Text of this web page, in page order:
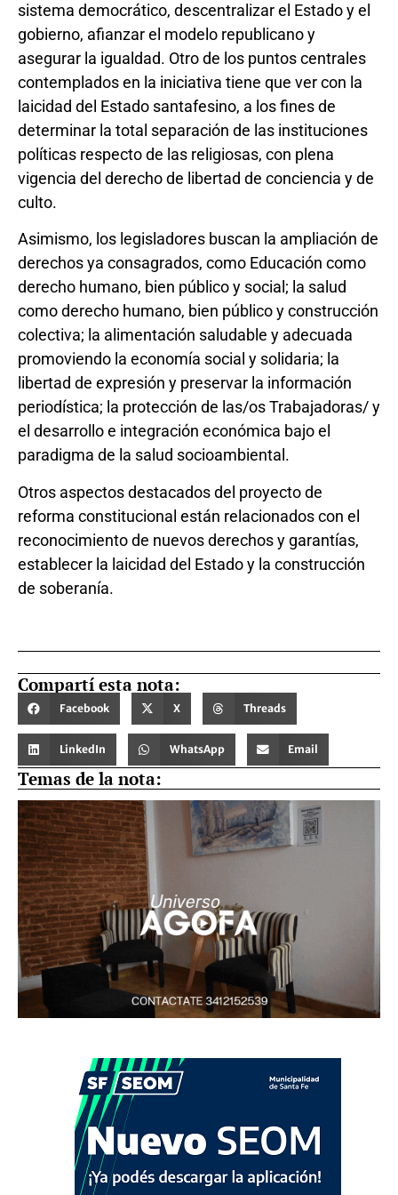
sistema democrático, descentralizar el Estado y el
gobierno, afianzar el modelo republicano y
asegurar la igualdad. Otro de los puntos centrales
contemplados en la iniciativa tiene que ver con la
laicidad del Estado santafesino, a los fines de
determinar la total separación de las instituciones
políticas respecto de las religiosas, con plena
vigencia del derecho de libertad de conciencia y de
culto.
Asimismo, los legisladores buscan la ampliación de
derechos ya consagrados, como Educación como
derecho humano, bien público y social; la salud
como derecho humano, bien público y construcción
colectiva; la alimentación saludable y adecuada
promoviendo la economía social y solidaria; la
libertad de expresión y preservar la información
periodística; la protección de las/os Trabajadoras/ y
el desarrollo e integración económica bajo el
paradigma de la salud socioambiental.
Otros aspectos destacados del proyecto de
reforma constitucional están relacionados con el
reconocimiento de nuevos derechos y garantías,
establecer la laicidad del Estado y la construcción
de soberanía.
Compartí esta nota:
Facebook X Threads
LinkedIn WhatsApp Email
Temas de la nota: